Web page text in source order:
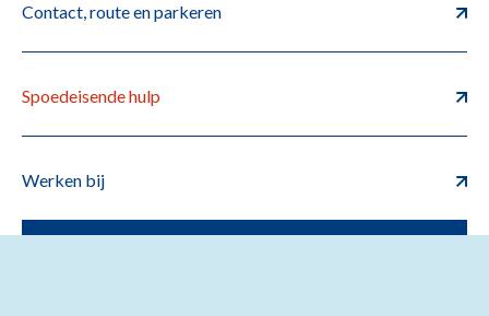
Contact, route en parkeren
Spoedeisende hulp
Werken bij